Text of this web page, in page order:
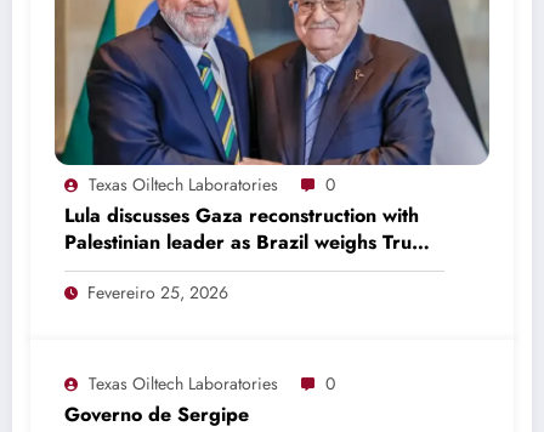
Texas Oiltech Laboratories 0
Lula discusses Gaza reconstruction with
Palestinian leader as Brazil weighs Trump
invitation
Fevereiro 25, 2026
Texas Oiltech Laboratories 0
Governo de Sergipe